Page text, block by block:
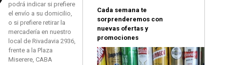
podrá indicar si prefiere
el envío a su domicilio,
o si prefiere retirar la
mercadería en nuestro
local de Rivadavia 2936,
frente a la Plaza
Miserere, CABA
Cada semana te
sorprenderemos con
nuevas ofertas y
promociones